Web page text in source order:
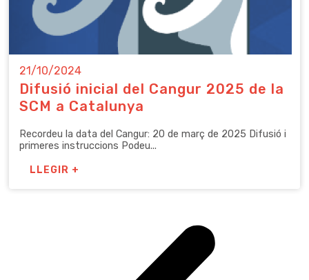
21/10/2024
Difusió inicial del Cangur 2025 de la
SCM a Catalunya
Recordeu la data del Cangur: 20 de març de 2025 Difusió i
primeres instruccions Podeu...
LLEGIR +